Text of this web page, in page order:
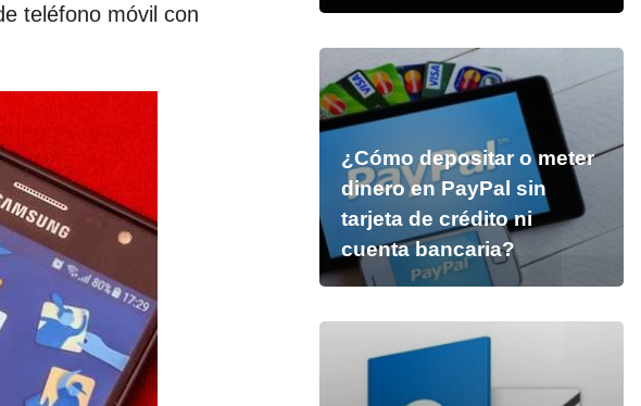
teléfono móvil con
¿Cómo depositar o meter
dinero en PayPal sin
tarjeta de crédito ni
cuenta bancaria?